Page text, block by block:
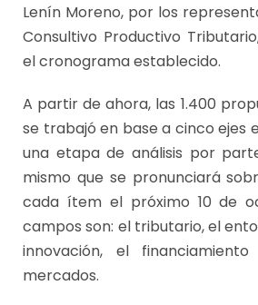
Lenín Moreno, por los
Consultivo Productivo
el cronograma establecido.
A partir de ahora, las 1.400
se trabajó en base a cinco ejes
una etapa de análisis por
mismo que se pronunciará
cada ítem el próximo 10 de
campos son: el tributario, el
innovación, el
mercados.